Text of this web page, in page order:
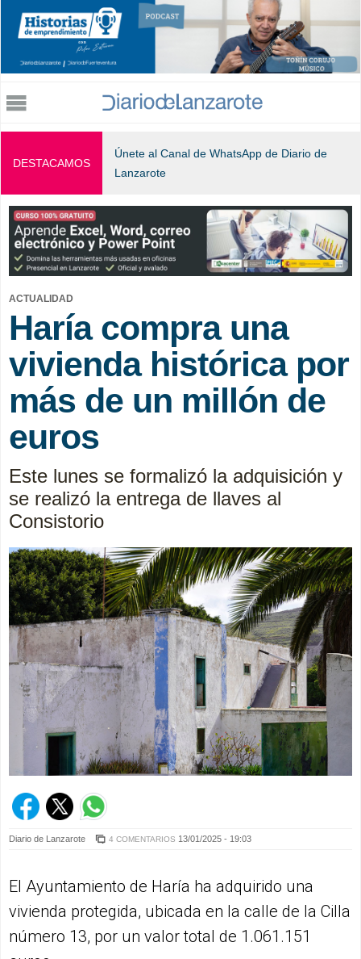
Jump to navigation
DESTACAMOS
Únete al Canal de WhatsApp de Diario de
Lanzarote
ACTUALIDAD
Haría compra una
vivienda histórica por
más de un millón de
euros
Este lunes se formalizó la adquisición y
se realizó la entrega de llaves al
Consistorio
Diario de Lanzarote 4 COMENTARIOS 13/01/2025 - 19:03
El Ayuntamiento de Haría ha adquirido una
vivienda protegida, ubicada en la calle de la Cilla
número 13, por un valor total de 1.061.151